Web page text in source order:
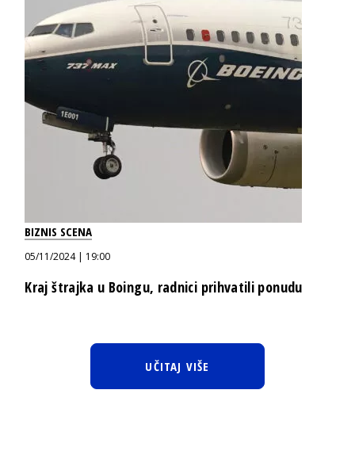
BIZNIS SCENA
05/11/2024 | 19:00
Kraj štrajka u Boingu, radnici prihvatili ponudu
UČITAJ VIŠE